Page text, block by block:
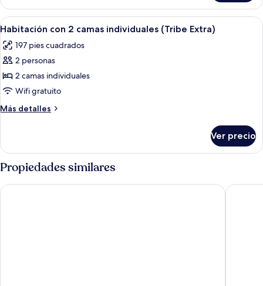
(Tribe
Extra)
Abrir
todas
las
fotos
de
Habitación
con
2
individuales
(Tribe
Extra)
Habitación de hotel con dos camas,
6
Habitación con 2 camas individuales (Tribe Extra)
197 pies cuadrados
2 personas
2 camas individuales
Wifi gratuito
Más detalles
Más
con
2
camas
individuales
(Tribe
Ver precio
Propiedades similares
Hashtag 98 Hotel By Jalo Hotel